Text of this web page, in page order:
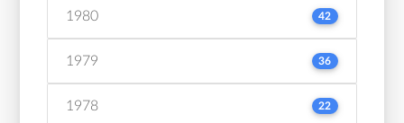
1980 42
1979 36
1978 22